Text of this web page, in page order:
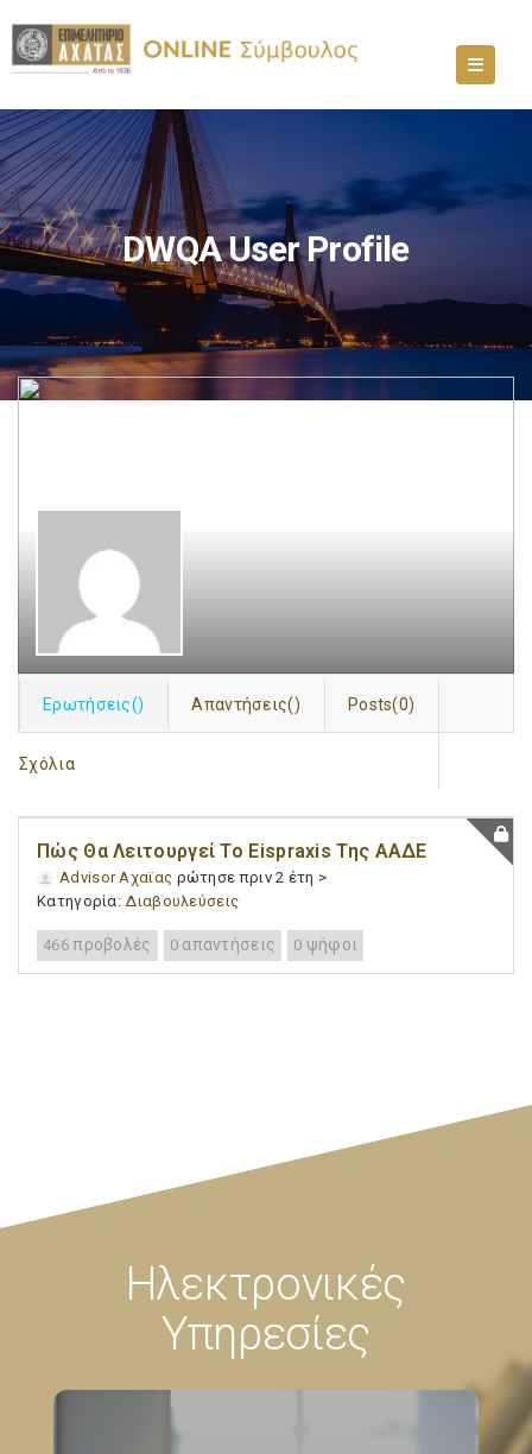
DWQA User Profile
Ερωτήσεις() Απαντήσεις() Posts(0)
Σχόλια
Πώς Θα Λειτουργεί Το Eispraxis Της ΑΑΔΕ
Advisor Αχαϊας ρώτησε πριν 2 έτη >
Κατηγορία:Διαβουλεύσεις
466προβολές 0απαντήσεις 0 ψήφοι
Ηλεκτρονικές
Υπηρεσίες